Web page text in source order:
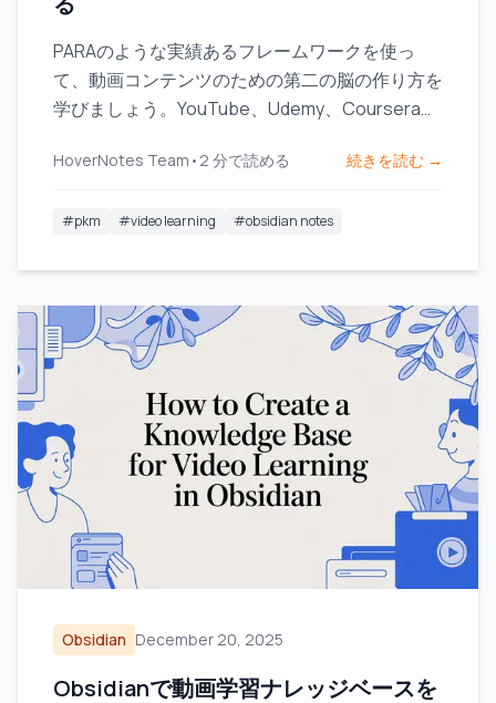
PARAのような実績あるフレームワークを使っ
て、動画コンテンツのための第二の脳の作り方を
学びましょう。YouTube、Udemy、Courseraか
いきます。
HoverNotes Team • 2 分で読める 続きを読む →
#pkm #video learning #obsidian notes
Obsidian December 20, 2025
Obsidianで動画学習ナレッジベースを